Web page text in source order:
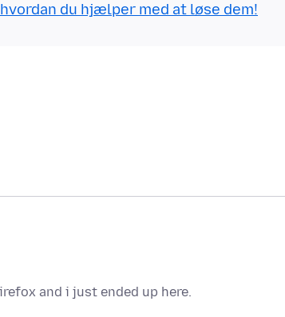
du hjælper med at løse dem!
and i just ended up here.